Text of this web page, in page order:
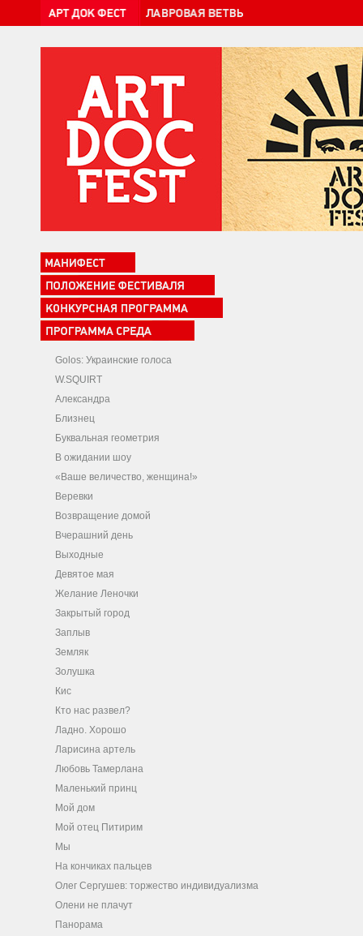
Golos: Украинские голоса
W.SQUIRT
Александра
Близнец
Буквальная геометрия
В ожидании шоу
«Ваше величество, женщина!»
Веревки
Возвращение домой
Вчерашний день
Выходные
Девятое мая
Желание Леночки
Закрытый город
Заплыв
Земляк
Золушка
Кис
Кто нас развел?
Ладно. Хорошо
Ларисина артель
Любовь Тамерлана
Маленький принц
Мой дом
Мой отец Питирим
Мы
На кончиках пальцев
Олег Сергушев: торжество индивидуализма
Олени не плачут
Панорама